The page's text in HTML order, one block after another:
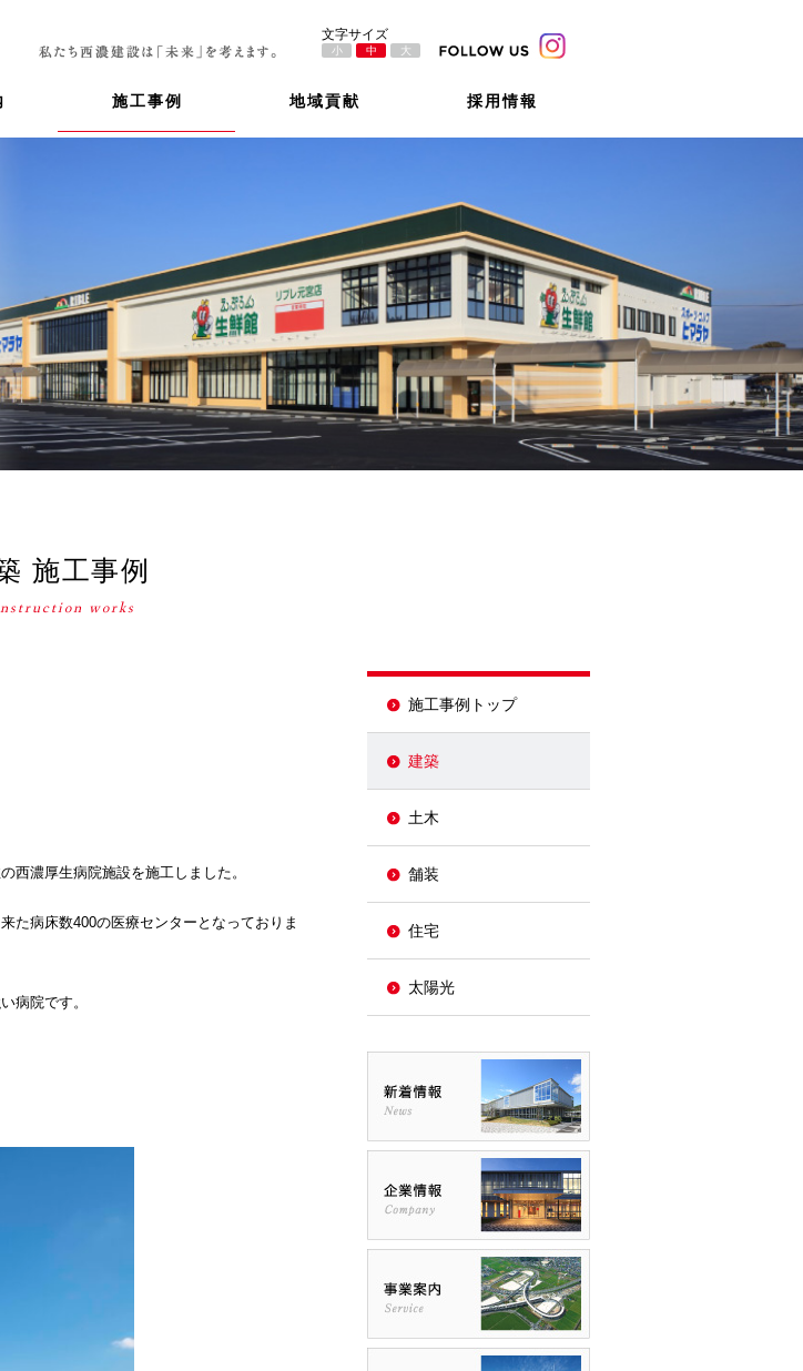
小 中 大
施工事例 地域貢献 採用情報
施工事例
西濃厚生病院施設を施工しました。
た病床数400の医療センターとなっておりま
病院です。
施工事例トップ
建築
土木
舗装
住宅
太陽光